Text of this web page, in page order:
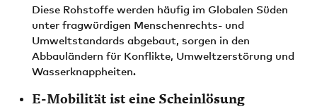
Diese Rohstoffe werden häufig im Globalen Süden
unter fragwürdigen Menschenrechts- und
Umweltstandards abgebaut, sorgen in den
Abbauländern für Konflikte, Umweltzerstörung und
Wasserknappheiten.
E-Mobilität ist eine Scheinlösung